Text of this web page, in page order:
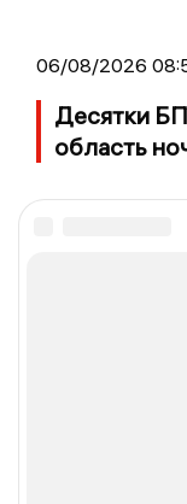
06/08/2026
Десятки
область